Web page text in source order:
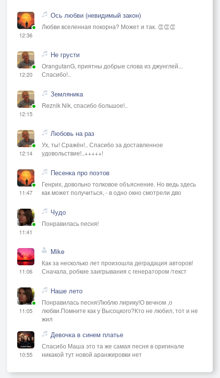
12:36
Ось любви (невидимый закон)
Любви вселенная покорна? Может и так. 👏👏👏
12:20
Не грусти
OrangutanG, приятны добрые слова из джунглей...
Спасибо!..
12:15
Земляника
Reznik Nik, спасибо большое!..
12:14
Любовь на раз
Ух, ты! Сражён!.. Спасибо за доставленное
удовольствие!..+++++!
11:47
Песенка про поэтов
Генрих, довольно толковое объяснение. Но ведь здесь
как может получиться, - в одно окно смотрели дво
11:41
Чудо
Понравилась песня!
11:06
Mike
Как за несколько лет произошла деградация авторов!
Сначала, робкие заигрывания с генератором /текст
11:05
Наше лето
Понравилась песня!Люблю лирику!О вечном ,о
любви.Помните как у Высоцкого?Кто не любил, тот и не
жил
10:55
Девочка в синем платье
Спасибо Маша это та же самая песня в оригинале
никакой тут новой аранжировки нет